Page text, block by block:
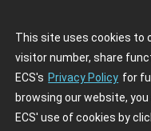
This site uses cookies to
visitor number, share
ECS's Privacy Policy for
browsing our website,
ECS' use of cookies by